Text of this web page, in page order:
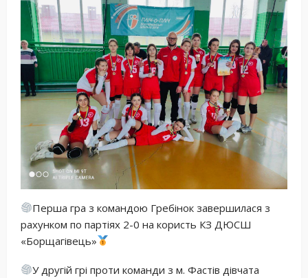
Перша гра з командою Гребінок завершилася з
рахунком по партіях 2-0 на користь КЗ ДЮСШ
«Борщагівець»
У другій грі проти команди з м. Фастів дівчата